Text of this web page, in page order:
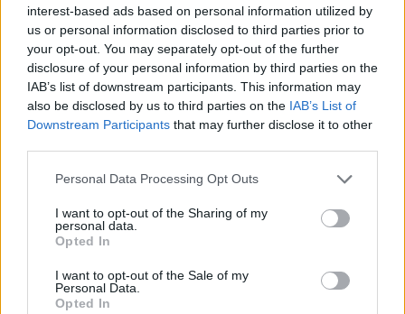
interest-based ads based on personal information utilized by
us or personal information disclosed to third parties prior to
your opt-out. You may separately opt-out of the further
disclosure of your personal information by third parties on the
IAB’s list of downstream participants. This information may
also be disclosed by us to third parties on the IAB’s List of
Downstream Participants that may further disclose it to other
Personal Data Processing Opt Outs
I want to opt-out of the Sharing of my
personal data.
Opted In
I want to opt-out of the Sale of my
Personal Data.
Opted In
Fogo em veículo na A6 entre Borba e Elvas alastrou a zona de
mato junto à autoestrada
Um incêndio num veículo ligeiro de passageiros propagou-se, na
manhã desta segunda-feira, 15 de...
15 Junho, 2026 - 12:10